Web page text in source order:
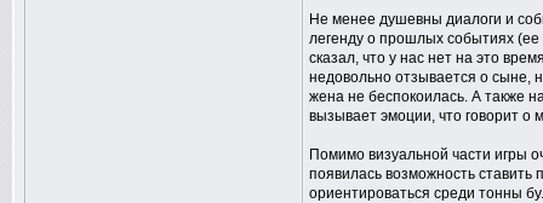
Не менее душевны диалоги и
легенду о прошлых событиях (ее
сказал, что у нас нет на это
недовольно отзывается о сыне,
жена не беспокоилась. А также
вызывает эмоции, что говорит о
Помимо визуальной части игры
появилась возможность
ориентироваться среди тонны